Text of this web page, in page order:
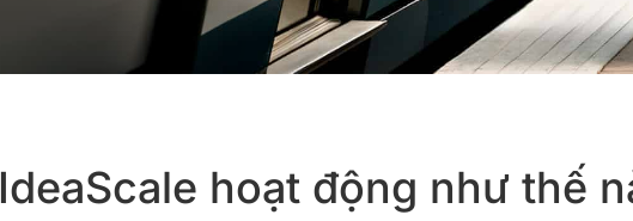
IdeaScale hoạt động như thế